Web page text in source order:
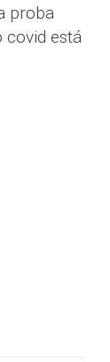
proba
covid está